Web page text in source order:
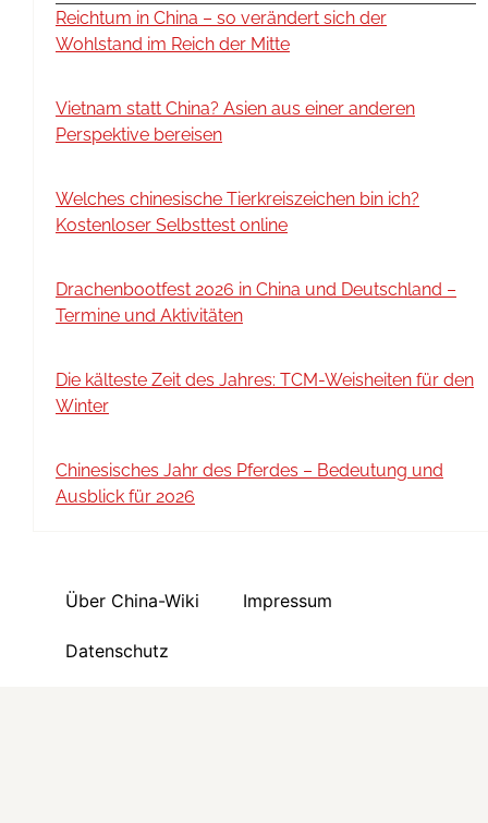
Reichtum in China – so verändert sich der
Wohlstand im Reich der Mitte
Vietnam statt China? Asien aus einer anderen
Perspektive bereisen
Welches chinesische Tierkreiszeichen bin ich?
Kostenloser Selbsttest online
Drachenbootfest 2026 in China und Deutschland –
Termine und Aktivitäten
Die kälteste Zeit des Jahres: TCM-Weisheiten für den
Winter
Chinesisches Jahr des Pferdes – Bedeutung und
Ausblick für 2026
Über China-Wiki Impressum
Datenschutz